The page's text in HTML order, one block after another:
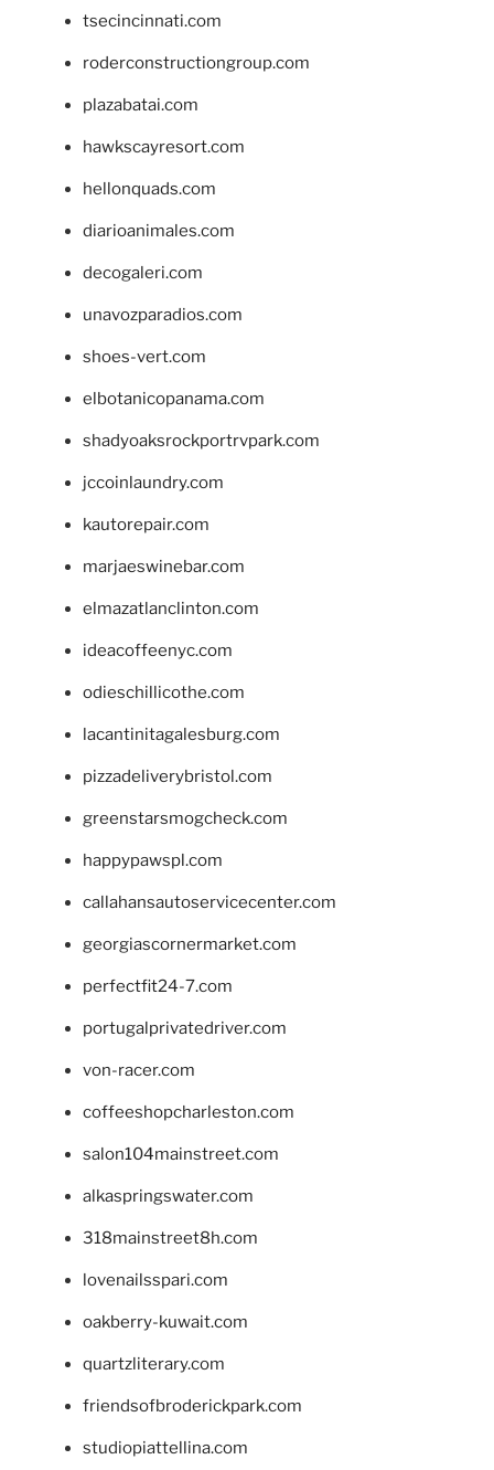
tsecincinnati.com
roderconstructiongroup.com
plazabatai.com
hawkscayresort.com
hellonquads.com
diarioanimales.com
decogaleri.com
unavozparadios.com
shoes-vert.com
elbotanicopanama.com
shadyoaksrockportrvpark.com
jccoinlaundry.com
kautorepair.com
marjaeswinebar.com
elmazatlanclinton.com
ideacoffeenyc.com
odieschillicothe.com
lacantinitagalesburg.com
pizzadeliverybristol.com
greenstarsmogcheck.com
happypawspl.com
callahansautoservicecenter.com
georgiascornermarket.com
perfectfit24-7.com
portugalprivatedriver.com
von-racer.com
coffeeshopcharleston.com
salon104mainstreet.com
alkaspringswater.com
318mainstreet8h.com
lovenailsspari.com
oakberry-kuwait.com
quartzliterary.com
friendsofbroderickpark.com
studiopiattellina.com